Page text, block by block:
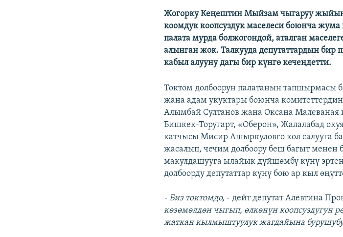
Жогорку Кеңештин Мыйзам чыгаруу
коомдук коопсуздук маселеси боюнча жума
палата мурда болжогондой, аталган
алынган жок. Талкууда депутаттардын бир
кабыл алууну дагы бир күнгө кечеңдетти.
Токтом долбоорун палатанын тапшырмасы
жана адам укуктары боюнча
Алымбай Султанов жана Оксана
Бишкек-Торугарт, «Оберон», Жалалабад
катчысы Мисир Ашыркуловго кол салууга
жасалып, чечим долбоору беш багыт менен
макулдашууга ылайык дүйшөмбү күнү
долбоорду депутаттар күнү бою ар кыл
- Биз токтомдо, - дейт депутат Алевтина
көзөмөлдөн чыгып, өлкөнүн коопсуздугун
жаткан кылмыштуулук жагдайына